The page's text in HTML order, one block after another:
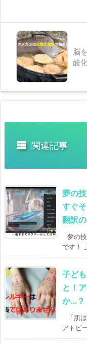
脳
酸
関連記事
夢の
すぐ
翻訳
夢の
です！
子ど
と！
か…？
「肌
アトピ